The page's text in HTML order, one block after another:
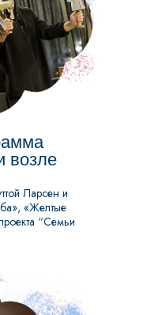
возле
Ларсен и
«Желтые
“Семьи